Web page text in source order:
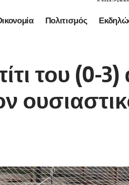
Πολιτισμός
του (0-